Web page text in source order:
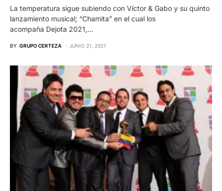
La temperatura sigue subiendo con Víctor & Gabo y su quinto
lanzamiento musical; “Chamita” en el cual los
acompaña Dejota 2021,…
BY GRUPO CERTEZA JUNIO 21, 2021